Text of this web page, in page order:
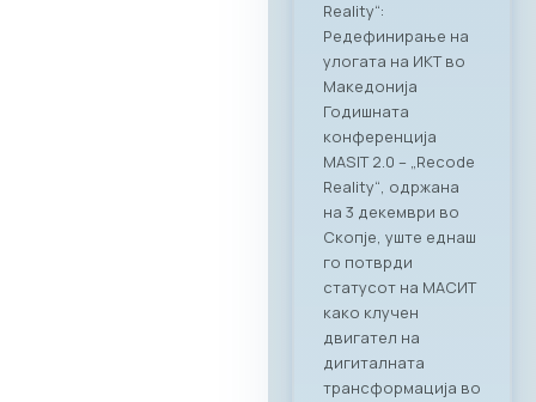
Нови стандарди за
деловно
вмрежување на ИКТ
секторот Во
прекрасниот
амбиент на
ресторанот PARK by
RAGUSA,
Стопанската
комора за ИКТ –
МАСИТ, заедно со
својот патрон
партнер RAGUSA
GROUP, го
реализираа првиот